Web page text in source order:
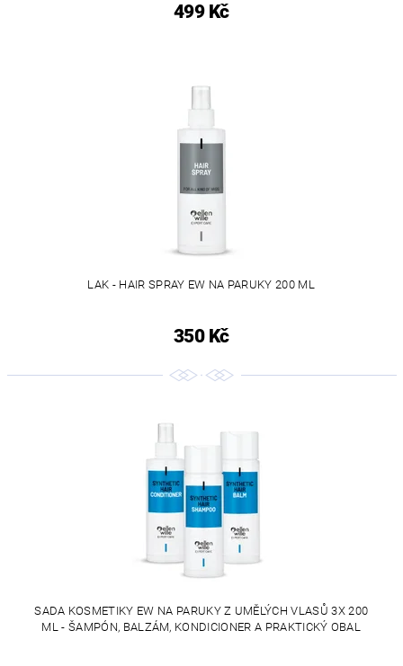
499 Kč
LAK - HAIR SPRAY EW NA PARUKY 200 ML
350 Kč
SADA KOSMETIKY EW NA PARUKY Z UMĚLÝCH VLASŮ 3X 200
ML - ŠAMPÓN, BALZÁM, KONDICIONER A PRAKTICKÝ OBAL